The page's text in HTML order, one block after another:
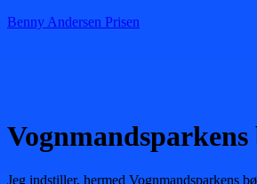
Benny Andersen Prisen
Vognmandsparkens
Jeg indstiller, hermed Vognmandsparkens